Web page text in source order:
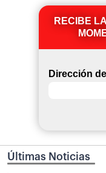
RECIBE
Dirección
Últimas Noticias